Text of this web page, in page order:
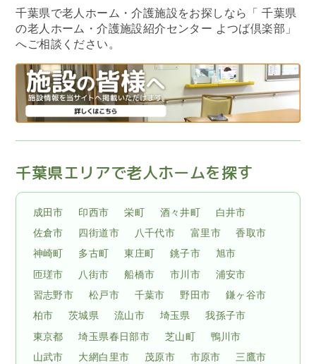
千葉県で老人ホーム・介護施設をお探しなら
「 千葉県
の老人ホーム・介護施設紹介センター よつば倶楽部」
へご相談ください。
千葉県エリアで老人ホームを探す
成田市 印西市 栄町 酒々井町
白井市
佐倉市
四街道市 八千代市 富里市
香取市
神崎町
多古町 東庄町 銚子市
旭市
匝瑳市
八街市 船橋市 市川市
浦安市
習志野市
松戸市 千葉市 野田市
鎌ヶ谷市
柏市
茨城県 流山市 埼玉県
我孫子市
東京都
埼玉県春日部市 芝山町
鴨川市
山武市
大網白里市 茂原市 市原市
三鷹市